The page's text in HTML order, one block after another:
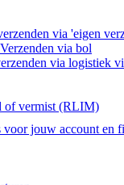
via 'eigen
via bol
via logistiek
of vermist (RLIM)
voor jouw account en